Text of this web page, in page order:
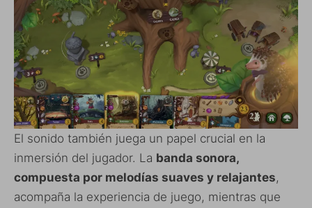
El sonido también juega un papel crucial en la
inmersión del jugador. La banda sonora,
compuesta por melodías suaves y relajantes,
acompaña la experiencia de juego, mientras que